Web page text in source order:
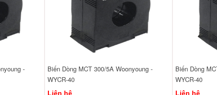
-
Biến Dòng MCT 300/5A Woonyoung -
WYCR-40
Liên hệ
Biến Dòng
WYCR-40
Liên hệ